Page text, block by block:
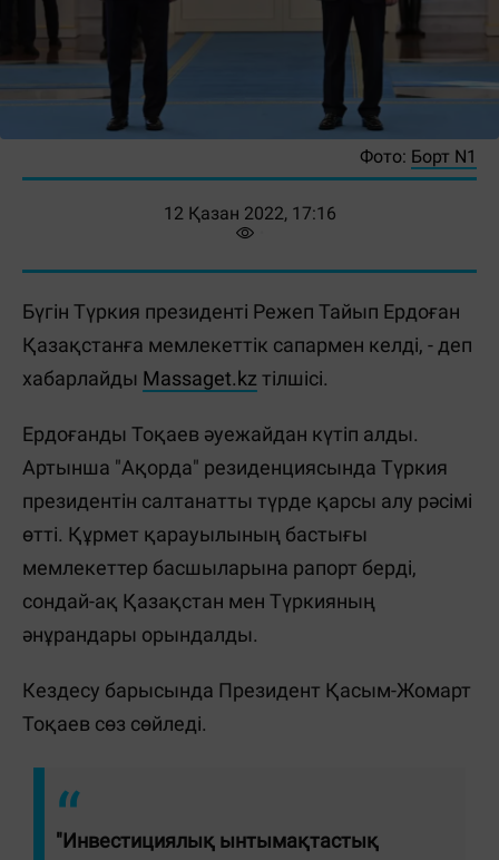
Фото: Борт N1
12 Қазан 2022, 17:16
Бүгін Түркия президенті Режеп Тайып Ердоған
Қазақстанға мемлекеттік сапармен келді, - деп
хабарлайды Massaget.kz тілшісі.
Ердоғанды Тоқаев әуежайдан күтіп алды.
Артынша "Ақорда" резиденциясында Түркия
президентін салтанатты түрде қарсы алу рәсімі
өтті. Құрмет қарауылының бастығы
мемлекеттер басшыларына рапорт берді,
сондай-ақ Қазақстан мен Түркияның
әнұрандары орындалды.
Кездесу барысында Президент Қасым-Жомарт
Тоқаев сөз сөйледі.
"Инвестициялық ынтымақтастық